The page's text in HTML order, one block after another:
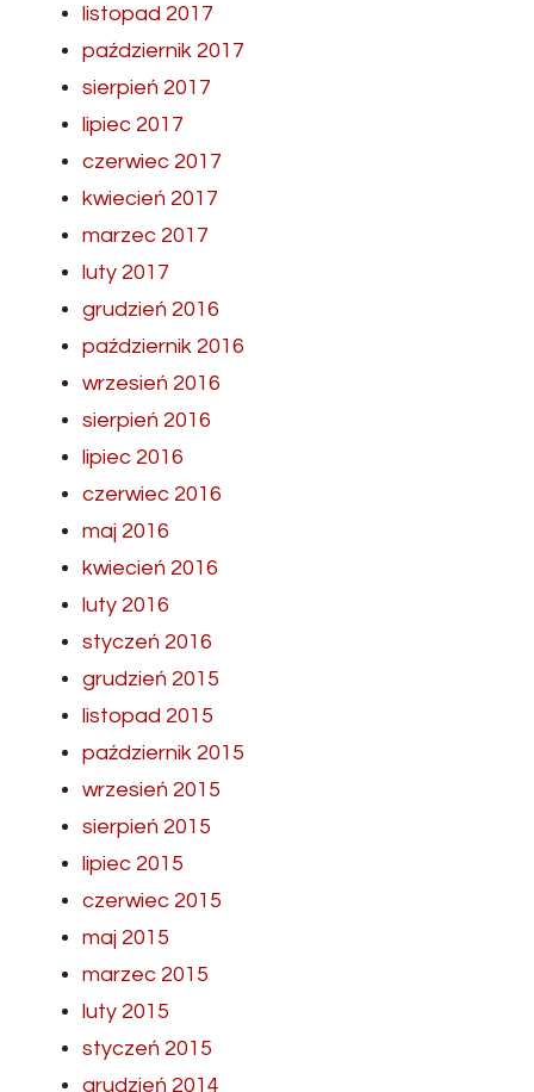
listopad 2017
październik 2017
sierpień 2017
lipiec 2017
czerwiec 2017
kwiecień 2017
marzec 2017
luty 2017
grudzień 2016
październik 2016
wrzesień 2016
sierpień 2016
lipiec 2016
czerwiec 2016
maj 2016
kwiecień 2016
luty 2016
styczeń 2016
grudzień 2015
listopad 2015
październik 2015
wrzesień 2015
sierpień 2015
lipiec 2015
czerwiec 2015
maj 2015
marzec 2015
luty 2015
styczeń 2015
grudzień 2014